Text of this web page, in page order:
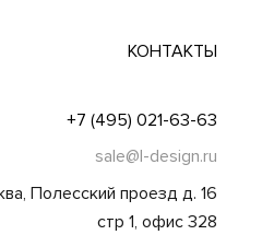
КОНТАКТЫ
+7 (495) 021-63-63
sale@l-design.ru
Полесский проезд д. 16
стр 1, офис 328